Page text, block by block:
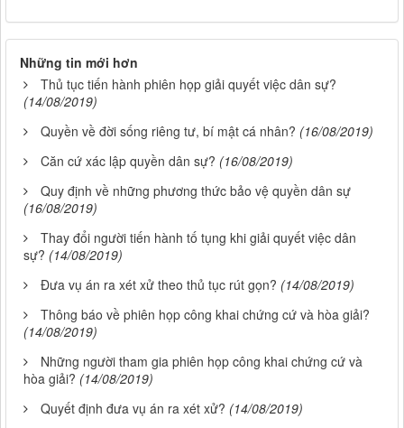
Những tin mới hơn
Thủ tục tiến hành phiên họp giải quyết việc dân sự?
(14/08/2019)
Quyền về đời sống riêng tư, bí mật cá nhân? (16/08/2019)
Căn cứ xác lập quyền dân sự? (16/08/2019)
Quy định về những phương thức bảo vệ quyền dân sự
(16/08/2019)
Thay đổi người tiến hành tố tụng khi giải quyết việc dân
sự? (14/08/2019)
Đưa vụ án ra xét xử theo thủ tục rút gọn? (14/08/2019)
Thông báo về phiên họp công khai chứng cứ và hòa giải?
(14/08/2019)
Những người tham gia phiên họp công khai chứng cứ và
hòa giải? (14/08/2019)
Quyết định đưa vụ án ra xét xử? (14/08/2019)